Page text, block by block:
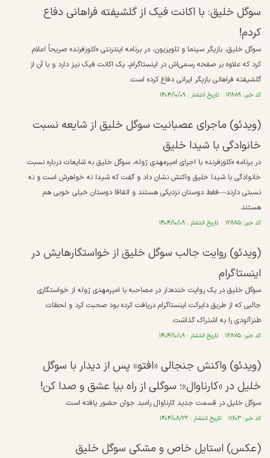
سوگل خلیق: با اکانت فیک از گلشیفته فراهانی دفاع
کردم!
سوگل خلیق، بازیگر سینما و تلویزیون، در برنامه اینترنتی «کلوزفرند» صریحاً اعلام
کرد که علاوه بر صفحه رسمی‌اش در اینستاگرام، یک اکانت فیک نیز دارد و با آن از
گلشیفته فراهانی بازیگر ایرانی دفاع کرده است.
کد خبر: ۱۲۸۸۹ تاریخ انتشار : ۱۴۰۴/۱۰/۰۹
(ویدئو) ماجرای عصبانیت سوگل خلیق از شایعه نسبت
خانوادگی با شیدا خلیق
در برنامه «کلوزفرند» با اجرای امیرمهدی ژوله، سوگل خلیق به شایعات درباره نسبت
خانوادگی با شیدا خلیق واکنش نشان داد و گفت که شیدا نه خواهرش است و نه
نسبتی دارند—فقط دوستان نزدیکی هستند و اتفاقا دوستان خیلی خوبی هم
هستند.
کد خبر: ۱۲۸۸۵ تاریخ انتشار : ۱۴۰۴/۱۰/۰۹
(ویدئو) روایت جالب سوگل خلیق از خواستگار‌هایش در
اینستاگرام
سوگل خلیق در یک روایت خنده‌دار در مصاحبه با امیرمهدی ژوله از خواستگاری
جالبی که از طریق دایرکت اینستاگرام دریافت کرده بود صحبت کرد و لحظات
طنزآلودی را به اشتراک گذاشت.
کد خبر: ۱۲۸۷۵ تاریخ انتشار : ۱۴۰۴/۱۰/۰۹
(ویدئو) واکنش جنجالی «افتو» پس از دیدار با سوگل
خلیل در «کارناوال»؛ سوگلی از راه بیا عشق و صدا کن!
سوگل خلیل در قسمت جدید کارناوال رامبد جوان حضور یافته است.
کد خبر: ۱۱۶۰۳ تاریخ انتشار : ۱۴۰۴/۰۸/۲۲
(عکس) استایل خاص و مشکی سوگل خلیق